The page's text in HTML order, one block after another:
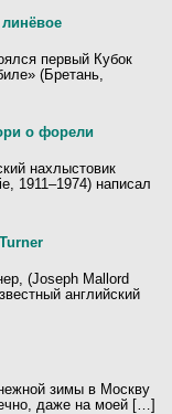
первый Кубок
(Бретань,
о форели
нахлыстовик
1911–1974) написал
(Joseph Mallord
английский
зимы в Москву
даже на моей […]